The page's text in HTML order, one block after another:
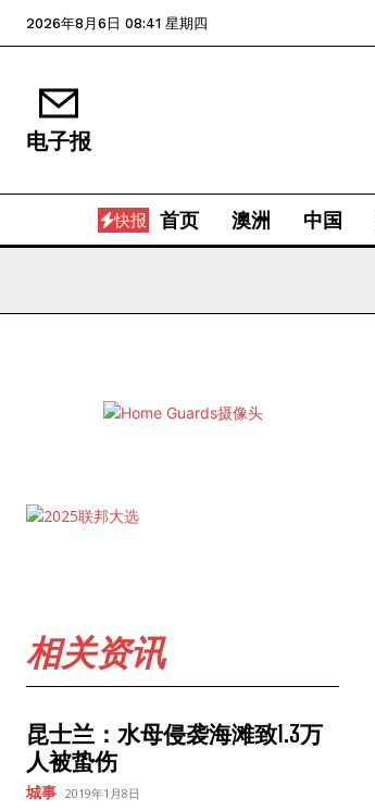
2026年8月6日 08:41 星期四
电子报
快报 首页 澳洲 中国
相关资讯
昆士兰：水母侵袭海滩致1.3万
人被蛰伤
城事 2019年1月8日